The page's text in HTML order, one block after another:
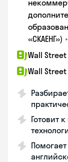
«СКАЕНГ») •
Wall
Wall
Готовит